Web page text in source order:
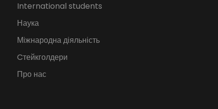
International students
Наука
Міжнародна діяльність
Cтейкголдери
Про нас